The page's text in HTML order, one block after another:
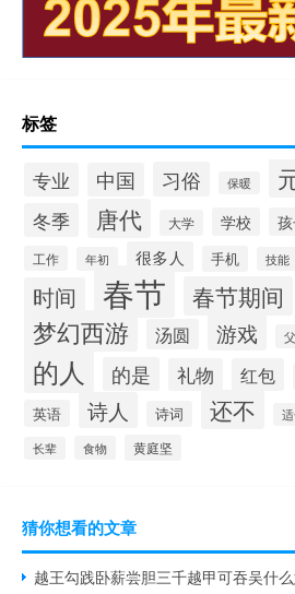
标签
专业 中国 习俗 保暖
冬季 唐代 大学 学校
工作 年初 很多人 手机 技能
时间 春节 春节期间
梦幻西游 汤圆 游戏
的人 的是 礼物 红包
英语 诗人 诗词 还不
长辈 食物 黄庭坚
猜你想看的文章
越王勾践卧薪尝胆三千越甲可吞吴什